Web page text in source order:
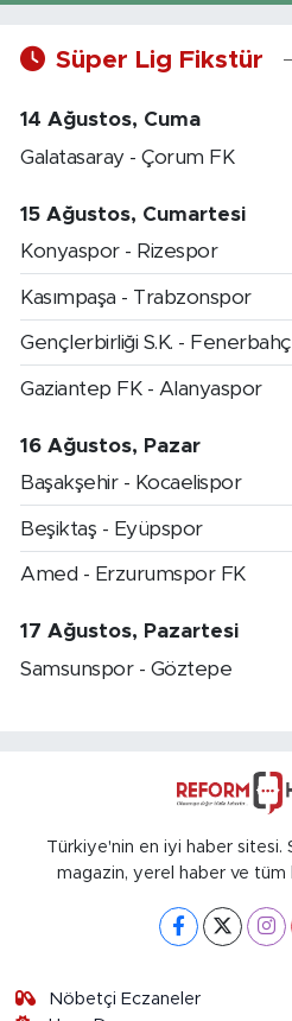
Süper Lig Fikstür
14 Ağustos, Cuma
Galatasaray - Çorum FK
15 Ağustos, Cumartesi
Konyaspor - Rizespor
Kasımpaşa - Trabzonspor
Gençlerbirliği S.K. -
Gaziantep FK - Alanyaspor
16 Ağustos, Pazar
Başakşehir - Kocaelispor
Beşiktaş - Eyüpspor
Amed - Erzurumspor FK
17 Ağustos, Pazartesi
Samsunspor - Göztepe
Türkiye'nin en iyi haber sitesi.
magazin, yerel haber ve
Nöbetçi Eczaneler